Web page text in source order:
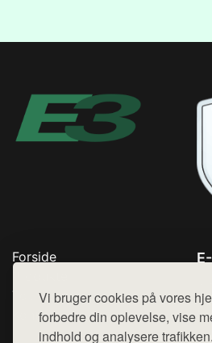
Vi bruger cookies på vores
forbedre din oplevelse, vise
indhold og analysere
Forside
Top Rabatter
Kontakt